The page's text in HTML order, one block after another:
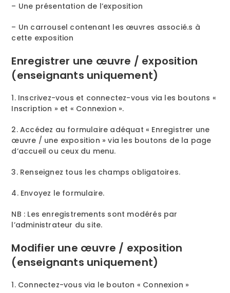
– Une présentation de l’exposition
– Un carrousel contenant les œuvres associé.s à
cette exposition
Enregistrer une œuvre / exposition
(enseignants uniquement)
1. Inscrivez-vous et connectez-vous via les boutons «
Inscription » et « Connexion ».
2. Accédez au formulaire adéquat « Enregistrer une
œuvre / une exposition » via les boutons de la page
d’accueil ou ceux du menu.
3. Renseignez tous les champs obligatoires.
4. Envoyez le formulaire.
NB : Les enregistrements sont modérés par
l’administrateur du site.
Modifier une œuvre / exposition
(enseignants uniquement)
1. Connectez-vous via le bouton « Connexion »